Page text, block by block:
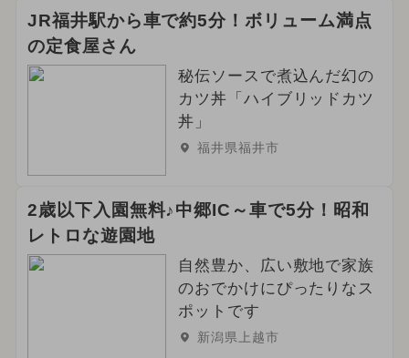
JR福井駅から車で約5分！ボリューム満点
の定食屋さん
秘伝ソースで煮込んだ幻の
カツ丼「ハイブリッドカツ
丼」
福井県福井市
2歳以下入園無料♪中郷IC～車で5分！昭和
レトロな遊園地
自然豊か、広い敷地で家族
のおでかけにぴったりなス
ポットです
新潟県上越市